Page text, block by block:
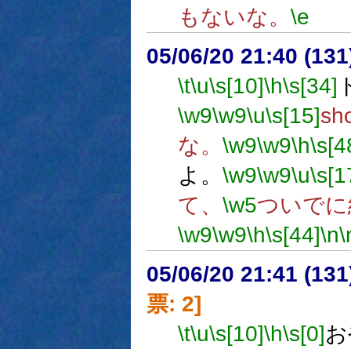
もないな。 \e
05/06/20 21:40
\t\u\s[10]\h\s[34]
\w9\w9\u\s[15]
な。 \w9\w9\h
よ。 \w9\w9\u
て、 \w5ついで
\w9\w9\h\s[44]\n
05/06/20 21:41
票: 2]
\t\u\s[10]\h\s[0]